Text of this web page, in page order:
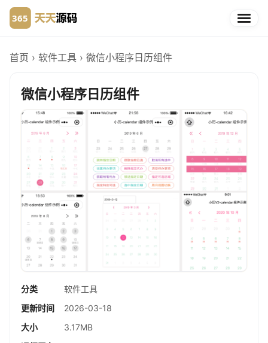
首页 › 软件工具 › 微信小程序日历组件
微信小程序日历组件
分类
软件工具
更新时间
2026-03-18
大小
3.17MB